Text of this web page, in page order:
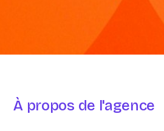
À propos de l'agence